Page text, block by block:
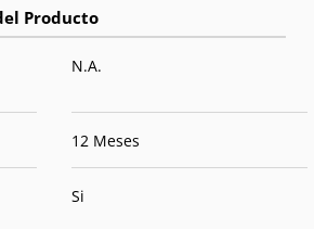
N.A.
12 Meses
Si